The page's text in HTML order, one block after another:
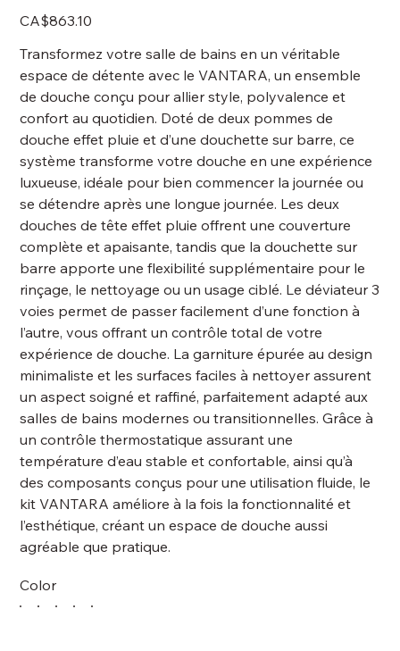
Price
CA$863.10
Transformez votre salle de bains en un véritable
espace de détente avec le VANTARA, un ensemble
de douche conçu pour allier style, polyvalence et
confort au quotidien. Doté de deux pommes de
douche effet pluie et d’une douchette sur barre, ce
système transforme votre douche en une expérience
luxueuse, idéale pour bien commencer la journée ou
se détendre après une longue journée. Les deux
douches de tête effet pluie offrent une couverture
complète et apaisante, tandis que la douchette sur
barre apporte une flexibilité supplémentaire pour le
rinçage, le nettoyage ou un usage ciblé. Le déviateur 3
voies permet de passer facilement d’une fonction à
l’autre, vous offrant un contrôle total de votre
expérience de douche. La garniture épurée au design
minimaliste et les surfaces faciles à nettoyer assurent
un aspect soigné et raffiné, parfaitement adapté aux
salles de bains modernes ou transitionnelles. Grâce à
un contrôle thermostatique assurant une
température d’eau stable et confortable, ainsi qu’à
des composants conçus pour une utilisation fluide, le
kit VANTARA améliore à la fois la fonctionnalité et
l’esthétique, créant un espace de douche aussi
agréable que pratique.
Color